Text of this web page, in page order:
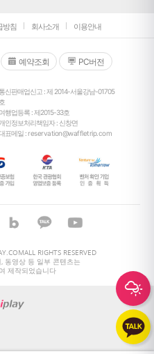
방침 회사소개 이용안내
예약조회 PC버전
통신판매업신고 : 제 2014-서울강남-01705
호
여행업등록 : 제2015-33호
개인정보처리책임자 : 신창면
표메일 :reservation@waffletrip.com
RIGHTS RESERVED
동영상 등 일부 콘텐츠는
제작되었습니다
29°